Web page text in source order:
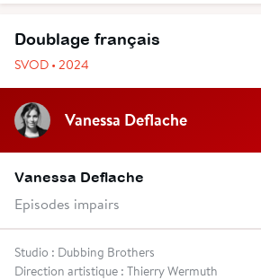
Doublage français
SVOD • 2024
Vanessa Deflache
Vanessa Deflache
Episodes impairs
Studio : Dubbing Brothers
Direction artistique : Thierry Wermuth